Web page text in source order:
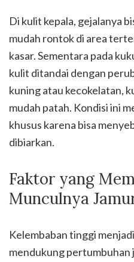
Di kulit kepala, gejalanya
mudah rontok di area
kasar. Sementara pada
kulit ditandai dengan
kuning atau kecokelatan,
mudah patah. Kondisi ini
khusus karena bisa
dibiarkan.
Faktor yang
Munculnya
Kelembaban tinggi
mendukung pertumbuhan